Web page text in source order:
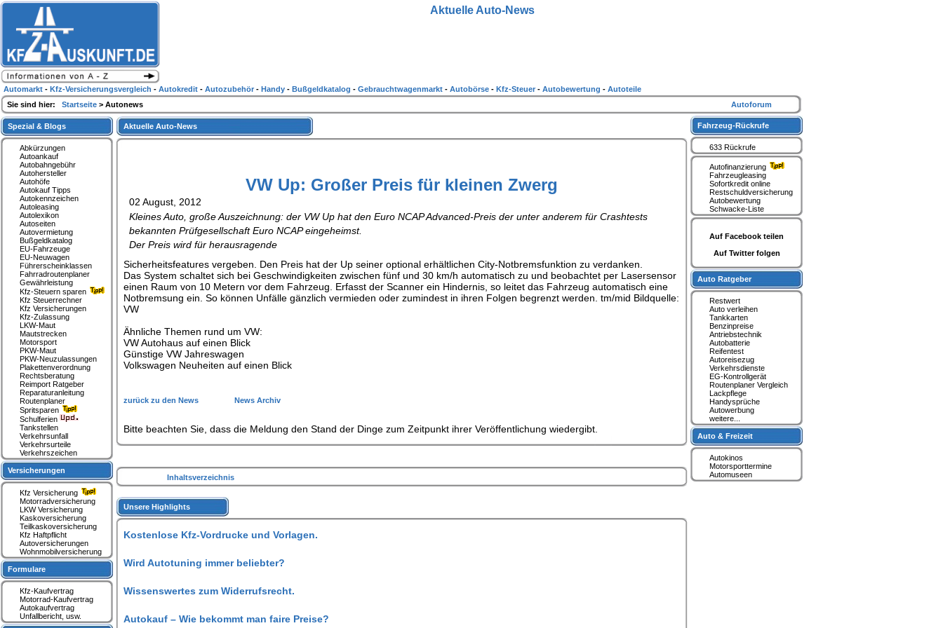
Aktuelle Auto-News
VW Up: Großer Preis für kleinen Zwerg
02 August, 2012
Kleines Auto, große Auszeichnung: der VW Up hat den Euro NCAP Advanced-Preis der unter anderem für Crashtests
bekannten Prüfgesellschaft Euro NCAP eingeheimst.
Der Preis wird für herausragende
Sicherheitsfeatures vergeben. Den Preis hat der Up seiner optional erhältlichen City-Notbremsfunktion zu verdanken.
Das System schaltet sich bei Geschwindigkeiten zwischen fünf und 30 km/h automatisch zu und beobachtet per Lasersensor
einen Raum von 10 Metern vor dem Fahrzeug. Erfasst der Scanner ein Hindernis, so leitet das Fahrzeug automatisch eine
Notbremsung ein. So können Unfälle gänzlich vermieden oder zumindest in ihren Folgen begrenzt werden. tm/mid Bildquelle:
VW
Ähnliche Themen rund um VW:
VW Autohaus auf einen Blick
Günstige VW Jahreswagen
Volkswagen Neuheiten auf einen Blick
zurück zu den News News Archiv
Bitte beachten Sie, dass die Meldung den Stand der Dinge zum Zeitpunkt ihrer Veröffentlichung wiedergibt.
Inhaltsverzeichnis
Unsere Highlights
Kostenlose Kfz-Vordrucke und Vorlagen.
Wird Autotuning immer beliebter?
Wissenswertes zum Widerrufsrecht.
Autokauf – Wie bekommt man faire Preise?
Spezial & Blogs
Abkürzungen
Autoankauf
Autobahngebühr
Autohersteller
Autohöfe
Autokauf Tipps
Autokennzeichen
Autoleasing
Autolexikon
Autoseiten
Autovermietung
Bußgeldkatalog
EU-Fahrzeuge
EU-Neuwagen
Führerscheinklassen
Fahrradroutenplaner
Gewährleistung
Kfz-Steuern sparen
Kfz Steuerrechner
Kfz Versicherungen
Kfz-Zulassung
LKW-Maut
Mautstrecken
Motorsport
PKW-Maut
PKW-Neuzulassungen
Plakettenverordnung
Rechtsberatung
Reimport Ratgeber
Reparaturanleitung
Routenplaner
Spritsparen
Schulferien
Tankstellen
Verkehrsunfall
Verkehrsurteile
Verkehrszeichen
Versicherungen
Kfz Versicherung
Motorradversicherung
LKW Versicherung
Kaskoversicherung
Teilkaskoversicherung
Kfz Haftpflicht
Autoversicherungen
Wohnmobilversicherung
Formulare
Kfz-Kaufvertrag
Motorrad-Kaufvertrag
Autokaufvertrag
Unfallbericht, usw.
Fahrzeug-Rückrufe
633 Rückrufe
Autofinanzierung
Fahrzeugleasing
Sofortkredit online
Restschuldversicherung
Autobewertung
Schwacke-Liste
Auf Facebook teilen
Auf Twitter folgen
Auto Ratgeber
Restwert
Auto verleihen
Tankkarten
Benzinpreise
Antriebstechnik
Autobatterie
Reifentest
Autoreisezug
Verkehrsdienste
EG-Kontrollgerät
Routenplaner Vergleich
Lackpflege
Handysprüche
Autowerbung
weitere...
Auto & Freizeit
Autokinos
Motorsporttermine
Automuseen
Aktuelle Auto-News
Automarkt - Kfz-Versicherungsvergleich - Autokredit - Autozubehör - Handy - Bußgeldkatalog - Gebrauchtwagenmarkt - Autobörse - Kfz-Steuer - Autobewertung - Autoteile
Sie sind hier: Startseite > Autonews Autoforum